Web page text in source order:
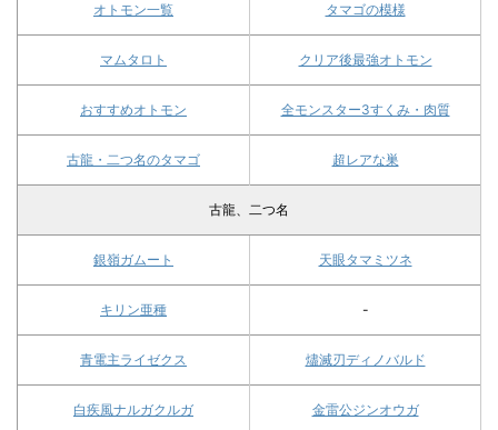
オトモン一覧 タマゴの模様
マムタロト クリア後最強オトモン
おすすめオトモン 全モンスター3すくみ・肉質
古龍・二つ名のタマゴ 超レアな巣
古龍、二つ名
銀嶺ガムート 天眼タマミツネ
キリン亜種 -
青電主ライゼクス 燼滅刃ディノバルド
白疾風ナルガクルガ 金雷公ジンオウガ